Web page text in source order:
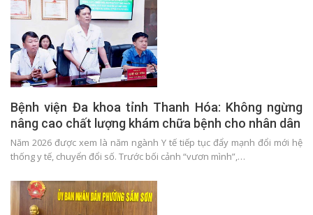
Bệnh viện Đa khoa tỉnh Thanh Hóa: Không ngừng
nâng cao chất lượng khám chữa bệnh cho nhân dân
Năm 2026 được xem là năm ngành Y tế tiếp tục đẩy mạnh đổi mới hệ
thống y tế, chuyển đổi số. Trước bối cảnh “vươn mình”,…